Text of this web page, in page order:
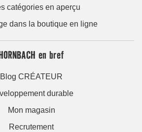
catégories en aperçu
dans la boutique en ligne
en bref
Blog CRÉATEUR
durable
Mon magasin
Recrutement